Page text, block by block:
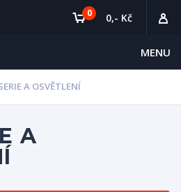
MENU
0 0,- Kč
A OSVĚTLENÍ
A